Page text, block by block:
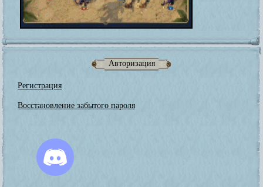
Авторизация
Регистрация
Восстановление забытого пароля